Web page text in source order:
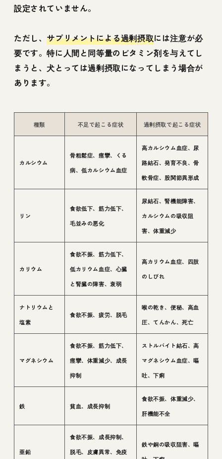
設定されていません。
ただし、サプリメントによる過剰摂取には注意が必
要です。特に人間と同等量のビタミン剤を与えてし
まうと、犬とっては過剰摂取になってしまう場合が
あります。
種類 不足で起こる症状 過剰摂取で起こる症状
カルシウム
骨粗鬆症、痙攣、くる
病、低カルシウム血症
高カルシウム血症、尿
路結石、発育不良、骨
軟骨症、股関節異形成
リン
食欲低下、筋力低下、
毛並みの悪化
尿結石、腎機能障害、
カルシウムの吸収阻
害、体重減少
カリウム
食欲不振、筋力低下、
低カリウム血症、心臓
と腎臓の障害、衰弱
高カリウム血症、四肢
のしびれ
ナトリウムと
塩素
食欲不振、疲労、脱毛
喉の乾き、便秘、高血
圧、てんかん、死亡
マグネシウム
食欲不振、筋力低下、
痙攣、体重減少、成長
抑制
ストルバイト結石、高
マグネシウム血症、嘔
吐、下痢
鉄 貧血、成長抑制
食欲不振、体重減少、
肝機能不全
亜鉛
食欲不振、成長抑制、
脱毛、皮膚異常、免疫
鉄や銅の吸収阻害、嘔